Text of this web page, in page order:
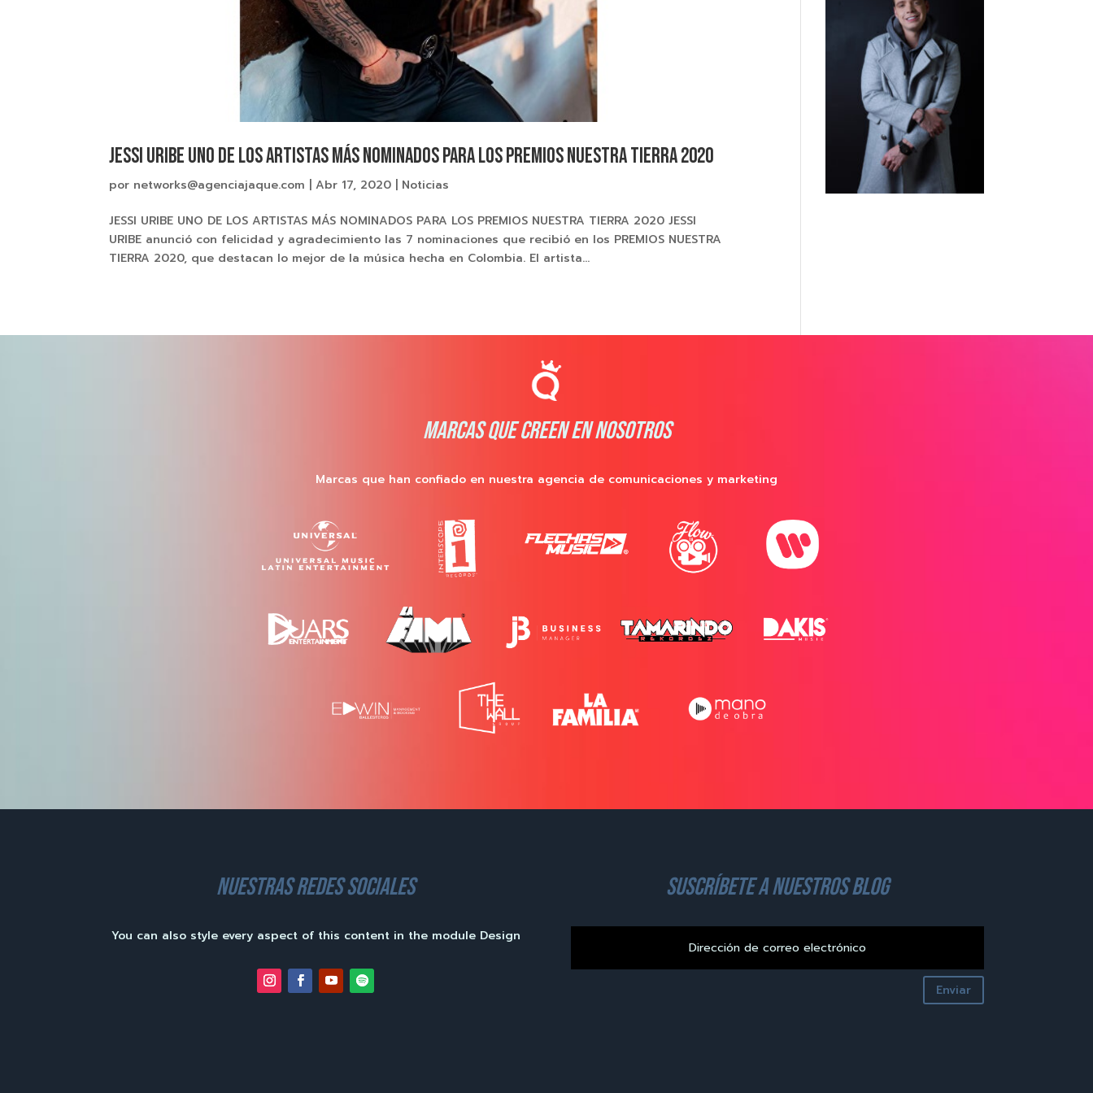
JESSI URIBE UNO DE LOS ARTISTAS MÁS NOMINADOS PARA LOS PREMIOS NUESTRA TIERRA 2020
por networks@agenciajaque.com |Abr 17, 2020 Noticias
JESSI URIBE UNO DE LOS ARTISTAS MÁS NOMINADOS PARA LOS PREMIOS NUESTRA TIERRA 2020 JESSI
URIBE anunció con felicidad y agradecimiento las 7 nominaciones que recibió en los PREMIOS NUESTRA
TIERRA 2020, que destacan lo mejor de la música hecha en Colombia. El artista...
MARCAS QUE CREEN EN NOSOTROS
Marcas que han confiado en nuestra agencia de comunicaciones y marketing
nuestras redes sociales
You can also style every aspect of this content in the module Design
suscríbete a nuestros blog
Enviar